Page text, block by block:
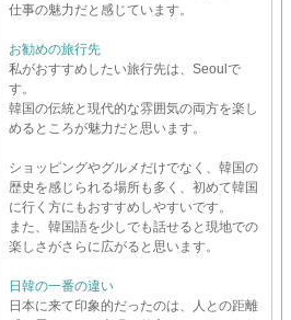
仕事の魅力だと感じています。
お勧めの旅行先
私がおすすめしたい旅行先は、Seoulで
す。
韓国の伝統と現代的な雰囲気の両方を楽し
めるところが魅力だと思います。
ショッピングやグルメだけでなく、韓国の
歴史を感じられる場所も多く、初めて韓国
に行く方にもおすすめしやすいです。
また、韓国語を少しでも話せると現地での
楽しさがさらに広がると思います。
日韓の一番の違い
日本に来て印象的だったのは、人との距離